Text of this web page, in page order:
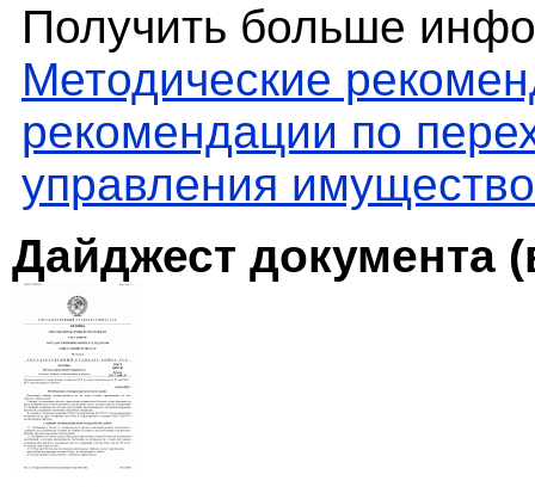
Получить больше
Методические
рекомендации по
управления
Дайджест документа